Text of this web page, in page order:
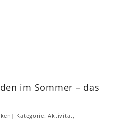
im Sommer – das
| Kategorie:Aktivität,